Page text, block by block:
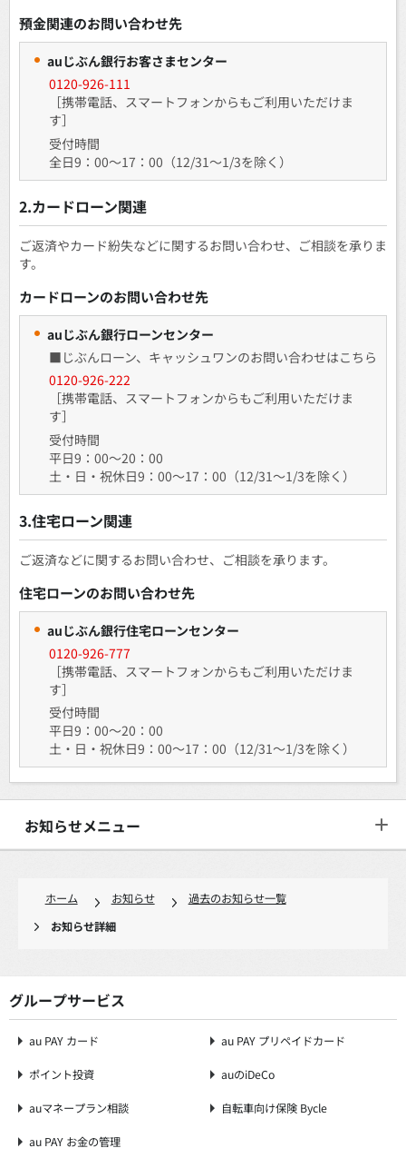
預金関連のお問い合わせ先
auじぶん銀行お客さまセンター
0120-926-111
［携帯電話、スマートフォンからもご利用いただけま
す］
受付時間
全日9：00～17：00（12/31～1/3を除く）
2.カードローン関連
ご返済やカード紛失などに関するお問い合わせ、ご相談を承りま
す。
カードローンのお問い合わせ先
auじぶん銀行ローンセンター
■ じぶんローン、キャッシュワンのお問い合わせはこちら
0120-926-222
［携帯電話、スマートフォンからもご利用いただけま
す］
受付時間
平日9：00～20：00
土・日・祝休日9：00～17：00（12/31～1/3を除く）
3.住宅ローン関連
ご返済などに関するお問い合わせ、ご相談を承ります。
住宅ローンのお問い合わせ先
auじぶん銀行住宅ローンセンター
0120-926-777
［携帯電話、スマートフォンからもご利用いただけま
す］
受付時間
平日9：00～20：00
土・日・祝休日9：00～17：00（12/31～1/3を除く）
お知らせメニュー
ホーム お知らせ
過去のお知らせ一覧
お知らせ詳細
グループサービス
au PAY カード au PAY プリペイドカード
ポイント投資 auのiDeCo
auマネープラン相談 自転車向け保険 Bycle
au PAY お金の管理